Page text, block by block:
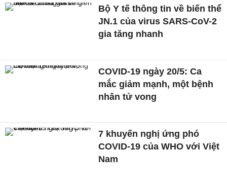
Bộ Y tế thông tin về biến thể
JN.1 của virus SARS-CoV-2
gia tăng nhanh
COVID-19 ngày 20/5: Ca
mắc giảm mạnh, một bệnh
nhân tử vong
7 khuyến nghị ứng phó
COVID-19 của WHO với Việt
Nam